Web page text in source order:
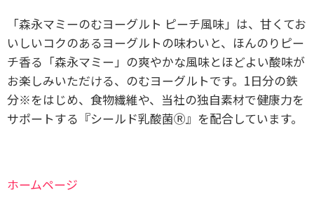
「森永マミーのむヨーグルト ピーチ風味」は、甘くてお
いしいコクのあるヨーグルトの味わいと、ほんのりピー
チ香る「森永マミー」の爽やかな風味とほどよい酸味が
お楽しみいただける、のむヨーグルトです。1日分の鉄
分※をはじめ、食物繊維や、当社の独自素材で健康力を
サポートする『シールド乳酸菌Ⓡ』を配合しています。
ホームページ